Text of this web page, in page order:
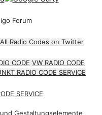
Forum
All Radio Codes on Twitter
CODE VW RADIO CODE
RADIO CODE SERVICE
SERVICE
Gestaltungselemente